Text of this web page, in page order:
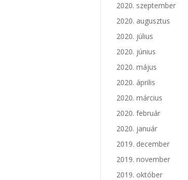
2020. szeptember
2020. augusztus
2020. július
2020. június
2020. május
2020. április
2020. március
2020. február
2020. január
2019. december
2019. november
2019. október